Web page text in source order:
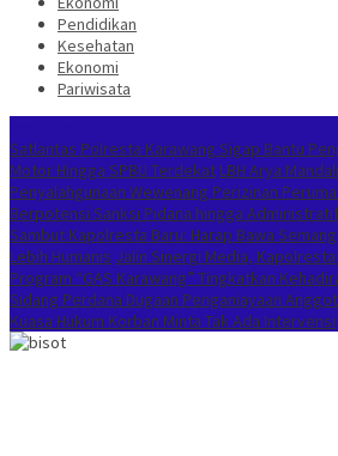
Pendidikan
Kesehatan
Ekonomi
Pariwisata
Satlantas Polresta Karawang Sigap Bantu
Motor Hingga SPBU Terdekat LBH Arya
Penyalahgunaan Wewenang Perizinan
Berpotensi Sanksi Pidana hingga Administratif
Sambut Kapolresta Baru: Harap Bawa
Lebih Humanis Jalin Sinergi Media,
Program “GAS Karawang” Tingkatkan
Sidang Perdana Dugaan Penganiayaan
Kuasa Hukum Korban Minta Tak Ada Intervensi